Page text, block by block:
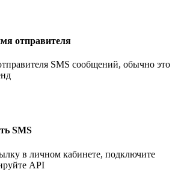
отправителя
SMS сообщений, обычно это
SMS
в личном кабинете, подключите
API